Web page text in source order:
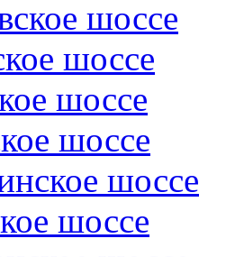
шоссе
шоссе
шоссе
шоссе
шоссе
шоссе